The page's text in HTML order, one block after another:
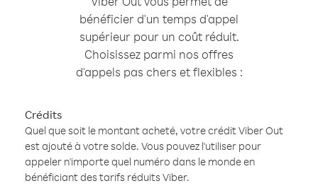
bénéficier d'un temps d'appel
supérieur pour un coût réduit.
Choisissez parmi nos offres
d'appels pas chers et flexibles :
Crédits
Quel que soit le montant acheté, votre crédit Viber Out
est ajouté à votre solde. Vous pouvez l'utiliser pour
appeler n'importe quel numéro dans le monde en
bénéficiant des tarifs réduits Viber.